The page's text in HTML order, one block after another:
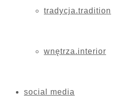
tradycja.tradition
wnętrza.interior
social media